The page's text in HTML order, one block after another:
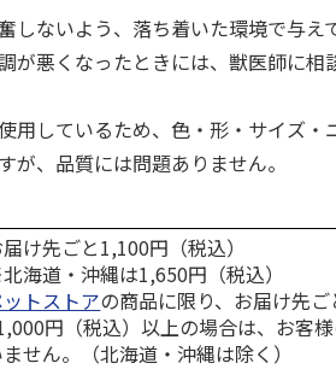
しないよう、落ち着いた環境で与え
が悪くなったときには、獣医師に相
用しているため、色・形・サイズ・
が、品質には問題ありません。
け先ごと1,100円（税込）
海道・沖縄は1,650円（税込）
トストアの商品に限り、お届け先
円（税込）以上の場合は、お客
ません。（北海道・沖縄は除く）